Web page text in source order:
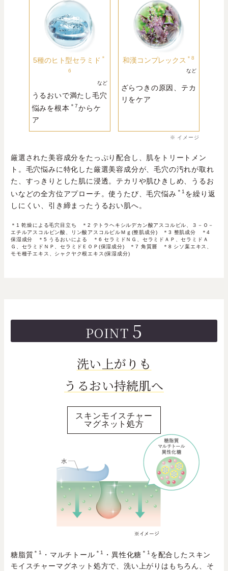
5種のヒト型セラミド ＊
6
など
うるおいで満たし毛穴
悩みを根本 ＊7からケ
ア
和漢コンプレックス ＊8
など
ざらつきの原因、テカ
リをケア
※ イメージ
厳選された美容成分をたっぷり配合し、肌をトリートメン
ト。毛穴悩みに特化した厳選美容成分が、毛穴の汚れが取れ
た、すっきりとした肌に浸透。テカリや肌ひきしめ、うるお
いなどの全方位アプローチ。使うたび、毛穴悩み ＊1 を繰り返
しにくい、引き締まったうるおい肌へ。
＊1 乾燥による毛穴目立ち ＊2 テトラヘキシルデカン酸アスコルビル、３－Ｏ－
エチルアスコルビン酸、リン酸アスコルビルＭｇ(整肌成分) ＊3 整肌成分 ＊4
保湿成分 ＊5 うるおいによる ＊6 セラミドＮＧ、セラミドＡＰ、セラミドＡ
Ｇ、セラミドＮＰ、セラミドＥＯＰ(保湿成分) ＊7 角質層 ＊8 シソ葉エキス、
モモ種子エキス、シャクヤク根エキス(保湿成分)
POINT 5
洗い上がりも
うるおい持続肌へ
スキンモイスチャー
マグネット処方
糖脂質 ＊1 ・マルチトール ＊1 ・異性化糖 ＊1 を配合したスキン
モイスチャーマグネット処方で、洗い上がりはもちろん、そ